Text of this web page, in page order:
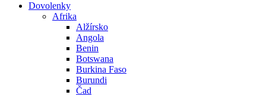
Dovolenky
Afrika
Alžírsko
Angola
Benin
Botswana
Burkina Faso
Burundi
Čad